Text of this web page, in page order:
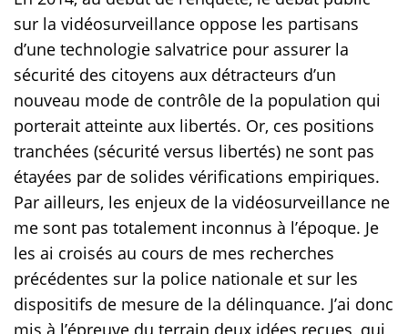
sur la vidéosurveillance oppose les partisans
d’une technologie salvatrice pour assurer la
sécurité des citoyens aux détracteurs d’un
nouveau mode de contrôle de la population qui
porterait atteinte aux libertés. Or, ces positions
tranchées (sécurité versus libertés) ne sont pas
étayées par de solides vérifications empiriques.
Par ailleurs, les enjeux de la vidéosurveillance ne
me sont pas totalement inconnus à l’époque. Je
les ai croisés au cours de mes recherches
précédentes sur la police nationale et sur les
dispositifs de mesure de la délinquance. J’ai donc
mis à l’épreuve du terrain deux idées reçues, qui